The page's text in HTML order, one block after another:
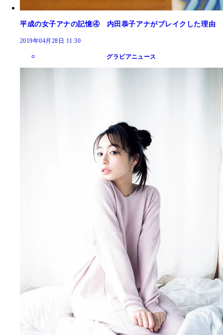
平成の女子アナの記憶④ 内田恭子アナがブレイクした理由
2019年04月28日 11:30
グラビアニュース